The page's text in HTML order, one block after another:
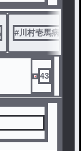
#川村壱馬病弱
43